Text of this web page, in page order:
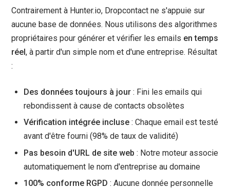
Contrairement à Hunter.io, Dropcontact ne s'appuie sur
aucune base de données. Nous utilisons des algorithmes
propriétaires pour générer et vérifier les emails en temps
réel, à partir d'un simple nom et d'une entreprise. Résultat
:
Des données toujours à jour: Fini les emails qui
rebondissent à cause de contacts obsolètes
Vérification intégrée incluse : Chaque email est testé
avant d'être fourni (98% de taux de validité)
Pas besoin d'URL de site web : Notre moteur associe
automatiquement le nom d'entreprise au domaine
100% conforme RGPD : Aucune donnée personnelle